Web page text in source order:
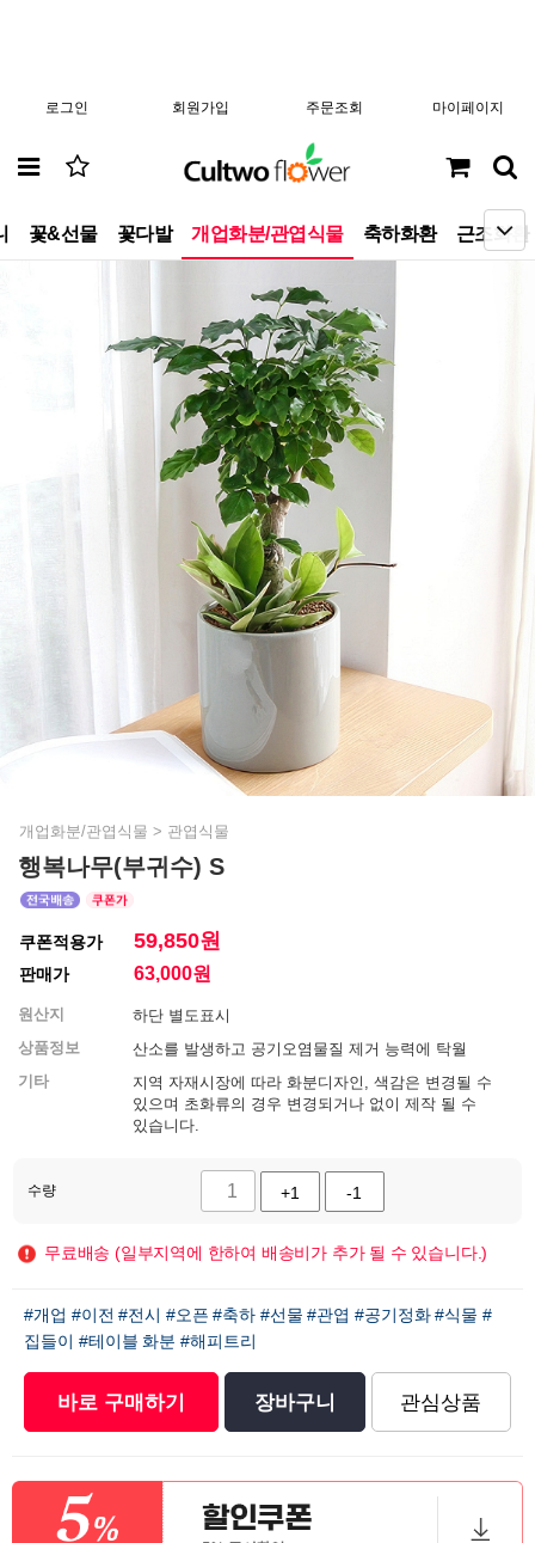
로그인 회원가입 주문조회 마이페이지
꽃&선물 꽃다발 개업화분/관엽식물 축하화환 근조화환
개업화분/관엽식물 > 관엽식물
행복나무(부귀수) S
쿠폰적용가 59,850원
판매가 63,000원
원산지
하단 별도표시
상품정보
산소를 발생하고 공기오염물질 제거 능력에 탁월
기타
지역 자재시장에 따라 화분디자인, 색감은 변경될 수
있으며 초화류의 경우 변경되거나 없이 제작 될 수
있습니다.
수량 +1 -1
무료배송 (일부지역에 한하여 배송비가 추가 될 수 있습니다.)
#개업 #이전 #전시 #오픈 #축하 #선물 #관엽 #공기정화 #식물 #
집들이 #테이블 화분 #해피트리
바로 구매하기 장바구니 관심상품